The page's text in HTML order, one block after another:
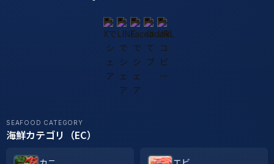
SEAFOOD CATEGORY
海鮮カテゴリ（EC）